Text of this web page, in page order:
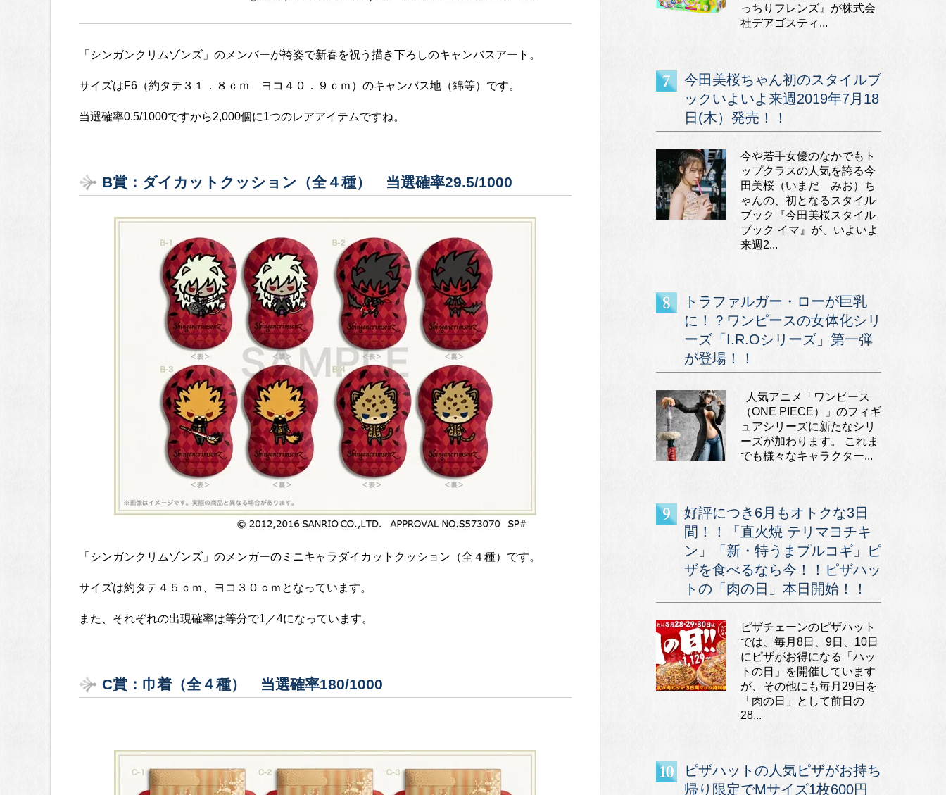
「シンガンクリムゾンズ」のメンバーが袴姿で新春を祝う描き下ろしのキャンバスアート。
サイズはF6（約タテ３１．８ｃｍ ヨコ４０．９ｃｍ）のキャンバス地（綿等）です。
当選確率0.5/1000ですから2,000個に1つのレアアイテムですね。
B賞：ダイカットクッション（全４種） 当選確率29.5/1000
「シンガンクリムゾンズ」のメンガーのミニキャラダイカットクッション（全４種）です。
サイズは約タテ４５ｃｍ、ヨコ３０ｃｍとなっています。
また、それぞれの出現確率は等分で1／4になっています。
C賞：巾着（全４種） 当選確率180/1000
っちりフレンズ』が株式会
社デアゴスティ...
今田美桜ちゃん初のスタイルブ
ックいよいよ来週2019年7月18
日(木）発売！！
今や若手女優のなかでもト
ップクラスの人気を誇る今
田美桜（いまだ みお）ち
ゃんの、初となるスタイル
ブック『今田美桜スタイル
ブック イマ』が、いよいよ
来週2...
トラファルガー・ローが巨乳
に！？ワンピースの女体化シリ
ーズ「I.R.Oシリーズ」第一弾
が登場！！
人気アニメ「ワンピース
（ONE PIECE）」のフィギ
ュアシリーズに新たなシリ
ーズが加わります。 これま
でも様々なキャラクター...
好評につき6月もオトクな3日
間！！「直火焼 テリマヨチキ
ン」「新・特うまプルコギ」ピ
ザを食べるなら今！！ピザハッ
トの「肉の日」本日開始！！
ピザチェーンのピザハット
では、毎月8日、9日、10日
にピザがお得になる「ハッ
トの日」を開催しています
が、その他にも毎月29日を
「肉の日」として前日の
28...
ピザハットの人気ピザがお持ち
帰り限定でMサイズ1枚600円